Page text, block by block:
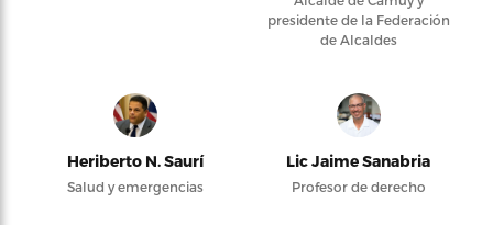
presidente de la Federación
de Alcaldes
Heriberto N. Saurí
Salud y emergencias
Lic Jaime Sanabria
Profesor de derecho